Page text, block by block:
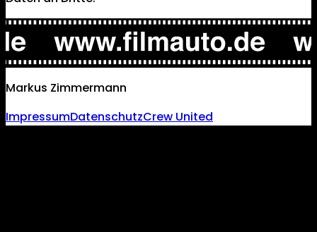
Markus Zimmermann
ImpressumDatenschutzCrew United